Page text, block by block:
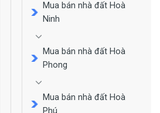
Mua bán nhà đất Hoà
Ninh
Mua bán nhà đất Hoà
Phong
Mua bán nhà đất Hoà
Phú